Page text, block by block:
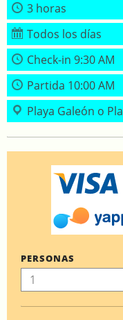
3 horas
Todos los días
Check-in 9:30 AM
Partida 10:00 AM
Playa Galeón o
PERSONAS